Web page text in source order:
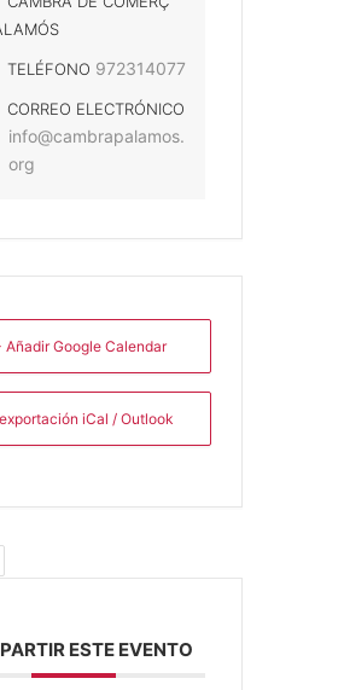
TELÉFONO 972314077
CORREO ELECTRÓNICO
info@cambrapalamos.
org
Añadir Google Calendar
iCal / Outlook
ESTE EVENTO